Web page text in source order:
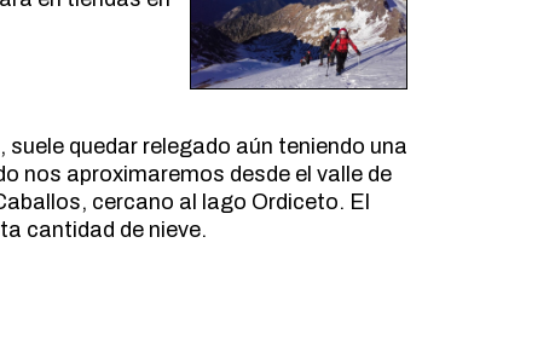
quedar relegado aún teniendo una
nos aproximaremos desde el valle de
cercano al lago Ordiceto. El
cantidad de nieve.